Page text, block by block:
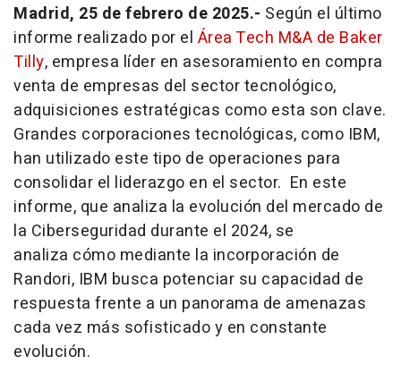
Madrid, 25 de febrero de 2025.- Según el último
informe realizado por el Área Tech M&A de Baker
Tilly, empresa líder en asesoramiento en compra
venta de empresas del sector tecnológico,
adquisiciones estratégicas como esta son clave.
Grandes corporaciones tecnológicas, como IBM,
han utilizado este tipo de operaciones para
consolidar el liderazgo en el sector. En este
informe, que analiza la evolución del mercado de
la Ciberseguridad durante el 2024, se
analiza cómo mediante la incorporación de
Randori, IBM busca potenciar su capacidad de
respuesta frente a un panorama de amenazas
cada vez más sofisticado y en constante
evolución.